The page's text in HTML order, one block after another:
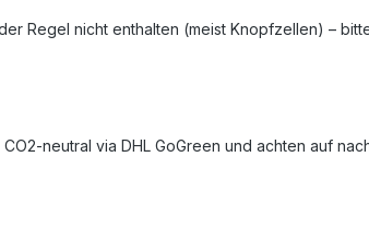
Regel nicht enthalten (meist Knopfzellen) –
via DHL GoGreen und achten auf